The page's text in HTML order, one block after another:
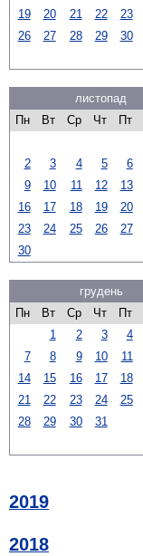
19
20 21 22 23
26
27 28 29 30
листопад
Пн
Вт Ср Чт Пт
2
3 4 5 6
9
10 11 12 13
16
17 18 19 20
23
24 25 26 27
30
грудень
Пн
Вт Ср Чт Пт
1
2 3 4
7
8 9 10 11
14
15 16 17 18
21
22 23 24 25
28
29 30 31
2019
2018